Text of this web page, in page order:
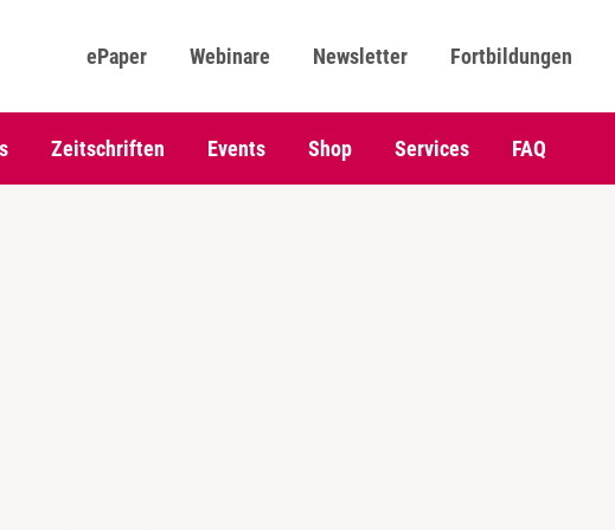
ePaper Webinare Newsletter Fortbildungen
Zeitschriften Events Shop Services FAQ